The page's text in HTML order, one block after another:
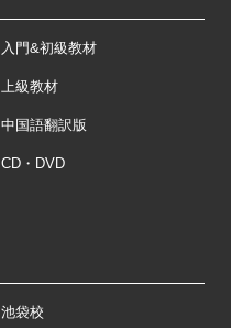
入門&初級教材
上級教材
中国語翻訳版
CD・DVD
池袋校